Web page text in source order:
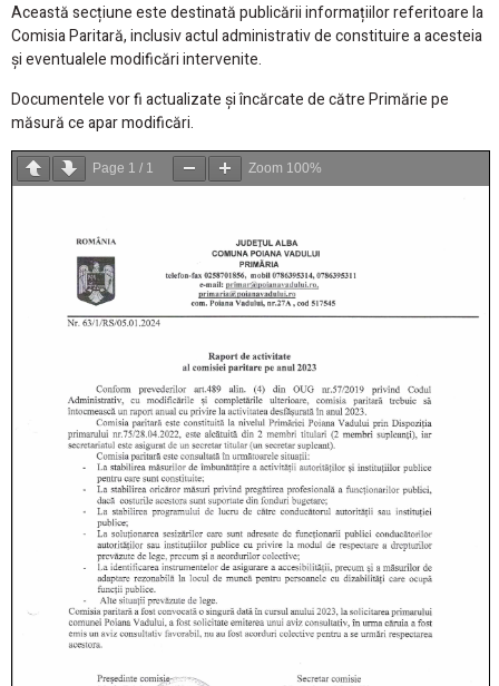
Această secțiune este destinată publicării informațiilor referitoare la
Comisia Paritară, inclusiv actul administrativ de constituire a acesteia
și eventualele modificări intervenite.
Documentele vor fi actualizate și încărcate de către Primărie pe
măsură ce apar modificări.
Page 1 / 1 Zoom 100%